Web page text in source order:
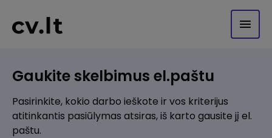
Gaukite skelbimus el.paštu
Pasirinkite, kokio darbo ieškote ir vos kriterijus
atitinkantis pasiūlymas atsiras, iš karto gausite jį el.
paštu.